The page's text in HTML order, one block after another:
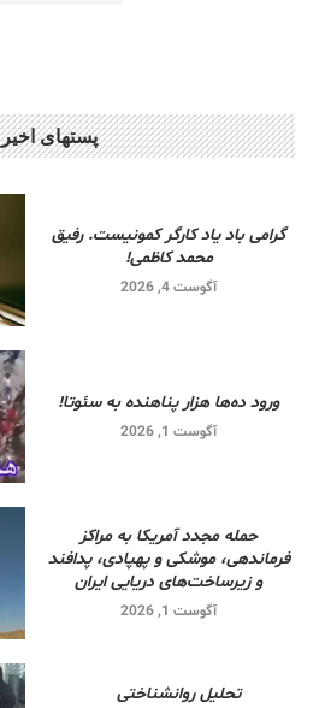
پستهای اخیر
گرامی باد یاد کارگر کمونیست. رفیق
محمد کاظمی!
آگوست 4, 2026
ورود ده‌ها هزار پناهنده به سئوتا!
آگوست 1, 2026
حمله مجدد آمریکا به مراکز
فرماندهی، موشکی و پهپادی، پدافند
و زیرساخت‌های دریایی ایران
آگوست 1, 2026
تحلیل روانشناختی